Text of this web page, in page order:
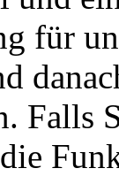
für
Falls